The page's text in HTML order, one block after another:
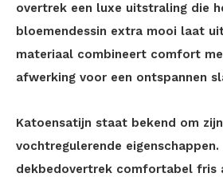
overtrek een luxe uitstraling die
bloemendessin extra mooi laat
materiaal combineert comfort
afwerking voor een ontspannen
Katoensatijn staat bekend om
vochtregulerende
dekbedovertrek comfortabel fris